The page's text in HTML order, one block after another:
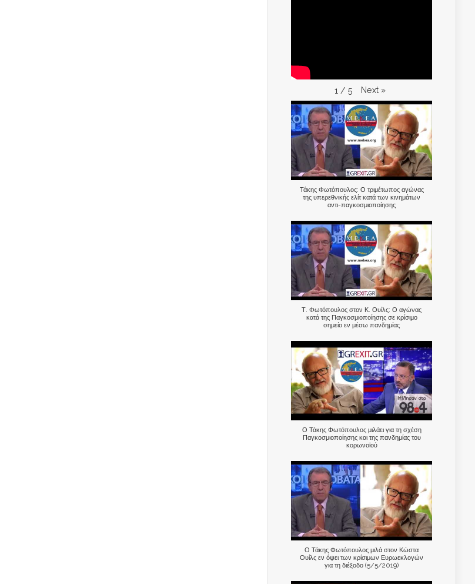
1 / 5 Next »
Τάκης Φωτόπουλος: Ο τριμέτωπος αγώνας
της υπερεθνικής ελίτ κατά των κινημάτων
αντι-παγκοσμιοποίησης
Τ. Φωτόπουλος στον Κ. Ουίλς: Ο αγώνας
κατά της Παγκοσμιοποίησης σε κρίσιμο
σημείο εν μέσω πανδημίας
Ο Τάκης Φωτόπουλος μιλάει για τη σχέση
Παγκοσμιοποίησης και της πανδημίας του
κορωνοϊού
Ο Τάκης Φωτόπουλος μιλά στον Κώστα
Ουίλς εν όψει των κρίσιμων Ευρωεκλογών
για τη διέξοδο (5/5/2019)